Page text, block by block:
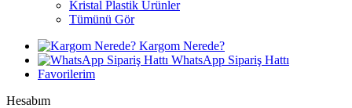
Kristal Plastik Ürünler
Tümünü Gör
Kargom Nerede?
WhatsApp Sipariş Hattı
Favorilerim
Hesabım